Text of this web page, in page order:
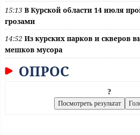
15:13 В Курской области 14 июля
грозами
14:52 Из курских парков и скверов
мешков мусора
ОПРОС
?